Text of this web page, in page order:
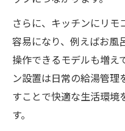
さらに、キッチンにリモ
容易になり、例えばお風
操作できるモデルも増え
ン設置は日常の給湯管理
すことで快適な生活環境
す。